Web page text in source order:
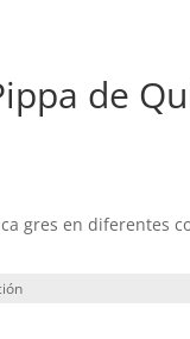
de
gres en diferentes